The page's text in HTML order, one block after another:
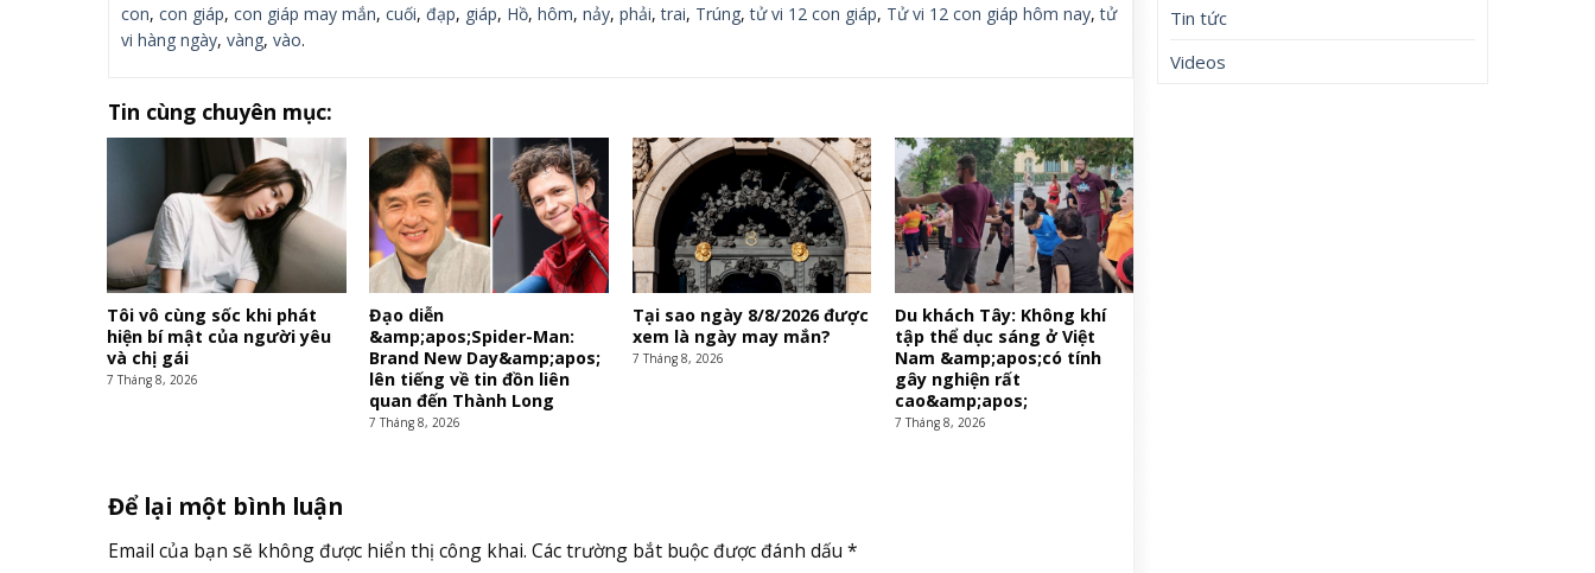
con, con giáp, con giáp may mắn, cuối, đạp, giáp, Hồ, hôm, nảy, phải,trai, Trúng,tử vi 12 con giáp, Tử vi 12 con giáp hôm nay,tử
vi hàng ngày, vàng, vào.
Tin cùng chuyên mục:
Tôi vô cùng sốc khi phát
hiện bí mật của người yêu
và chị gái
7 Tháng 8, 2026
Đạo diễn
&amp;apos;Spider-Man:
Brand New Day&amp;apos;
lên tiếng về tin đồn liên
quan đến Thành Long
7 Tháng 8, 2026
Tại sao ngày 8/8/2026 được
xem là ngày may mắn?
7 Tháng 8, 2026
Du khách Tây: Không khí
tập thể dục sáng ở Việt
Nam &amp;apos;có tính
gây nghiện rất
cao&amp;apos;
7 Tháng 8, 2026
Để lại một bình luận
Email của bạn sẽ không được hiển thị công khai. Các trường bắt buộc được đánh dấu *
Tin tức
Videos